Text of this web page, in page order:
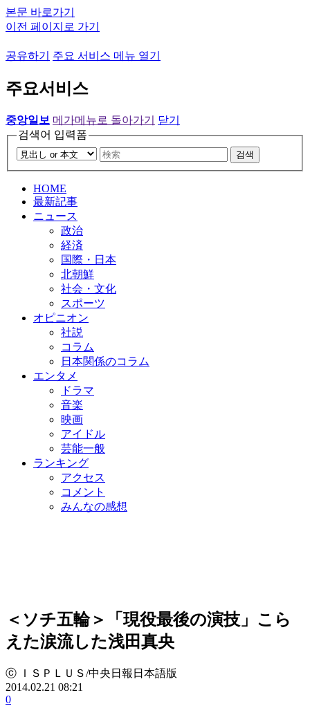
본문 바로가기
이전 페이지로 가기
공유하기 주요 서비스 메뉴 열기
주요서비스
중앙일보 메가메뉴로 돌아가기
닫기
검색어 입력폼
검색
HOME
最新記事
ニュース
政治
経済
国際・日本
北朝鮮
社会・文化
スポーツ
オピニオン
社説
コラム
日本関係のコラム
エンタメ
ドラマ
音楽
映画
アイドル
芸能一般
ランキング
アクセス
コメント
みんなの感想
＜ソチ五輪＞「現役最後の演技」こら
えた涙流した浅田真央
ⓒ ＩＳＰＬＵＳ/中央日報日本語版
2014.02.21 08:21
0